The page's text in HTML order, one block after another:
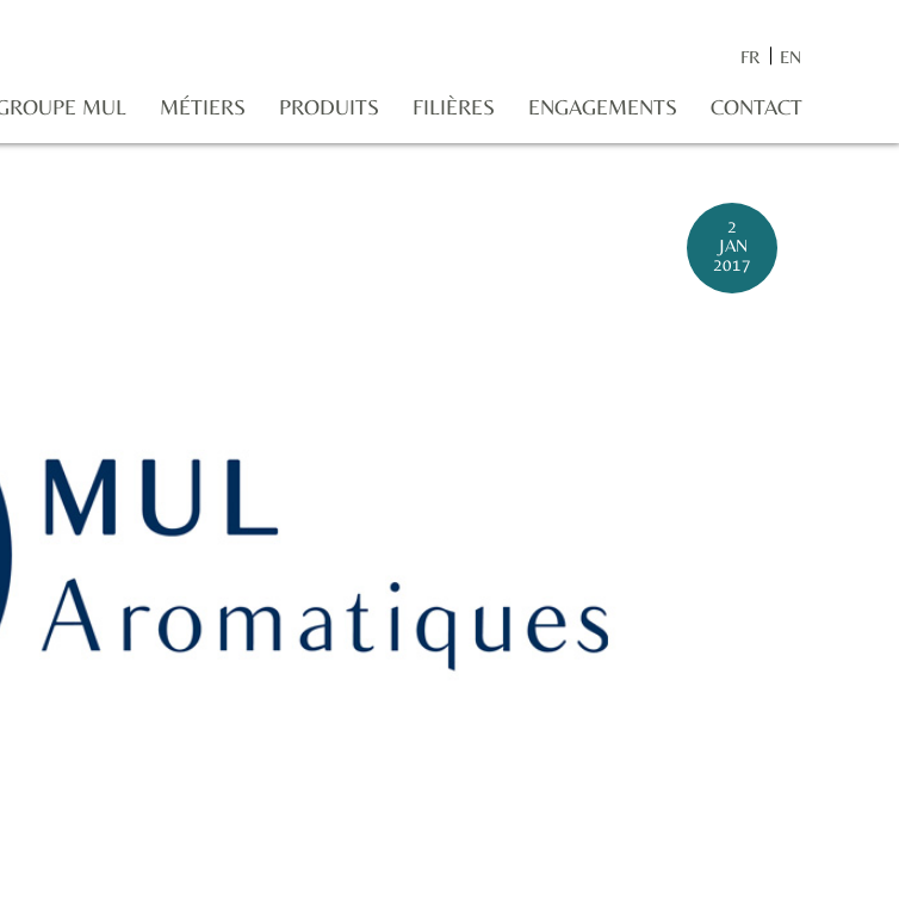
FR EN
MUL MÉTIERS PRODUITS FILIÈRES ENGAGEMENTS CONTACT
2
JAN
2017